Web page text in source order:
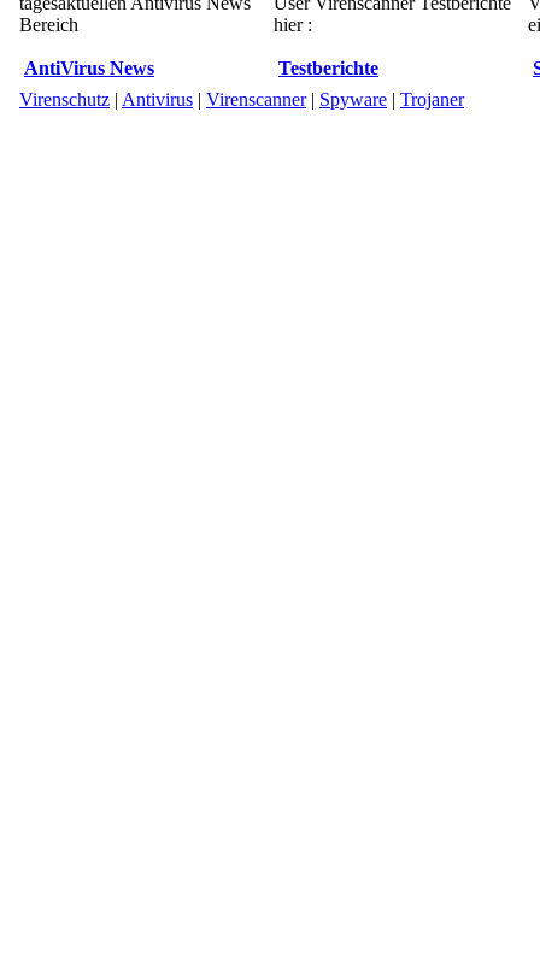
Bereich
AntiVirus News
hier :
Testberichte
Virenschutz | Antivirus | Virenscanner| Spyware | Trojaner